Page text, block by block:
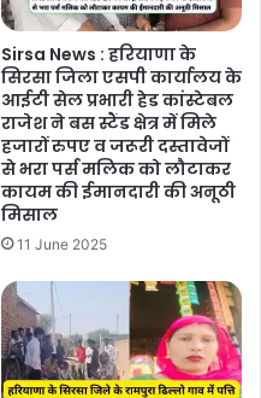
Sirsa News : हरियाणा के
सिरसा जिला एसपी कार्यालय के
आईटी सेल प्रभारी हेड कांस्टेबल
राजेश ने बस स्टैंड क्षेत्र में मिले
हजारों रुपए व जरूरी दस्तावेजों
से भरा पर्स मलिक को लौटाकर
कायम की ईमानदारी की अनूठी
मिसाल
11 June 2025